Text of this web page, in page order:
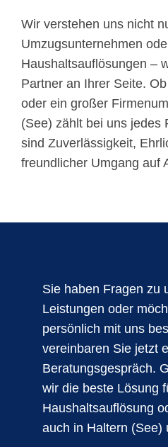
Wir verstehen uns nicht
Umzugsunternehmen
Haushaltsauflösungen –
Partner an Ihrer Seite.
oder ein großer
(See) zählt bei uns jedes
sind Zuverlässigkeit,
freundlicher Umgang auf
Sie haben Fragen zu
Leistungen oder
persönlich mit uns
vereinbaren Sie jetzt
Beratungsgespräch.
wir die beste Lösung
Haushaltsauflösung
auch in Haltern (See)